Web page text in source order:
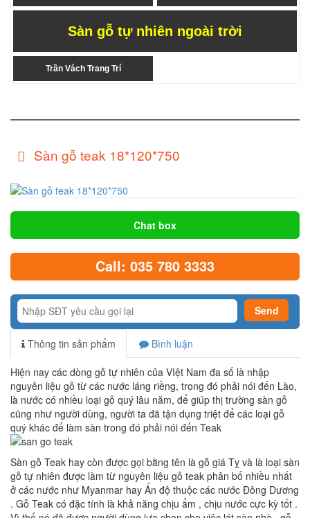
Sàn gỗ tự nhiên ngoài trời
Trần Vách Trang Trí
Sàn gỗ teak 18*120*750
Chat box
Call: 035 780 3333
Thông tin sản phẩm Bình luận
Hiện nay các dòng gỗ tự nhiên của VIệt Nam đa số là nhập
nguyên liệu gỗ từ các nước láng riềng, trong đó phải nói đến Lào,
là nước có nhiều loại gỗ quý lâu năm, để giúp thị trường sàn gỗ
cũng như người dùng, người ta đã tận dụng triệt để các loại gỗ
quý khác để làm sàn trong đó phải nói đến Teak
Sàn gỗ Teak hay còn được gọi bằng tên là gỗ giá Tỵ và là loại sàn
gỗ tự nhiên được làm từ nguyên liệu gỗ teak phân bố nhiều nhất
ở các nước như Myanmar hay Ấn độ thuộc các nước Đông Dương
. Gỗ Teak có đặc tính là khả năng chịu ẩm , chịu nước cực kỳ tốt .